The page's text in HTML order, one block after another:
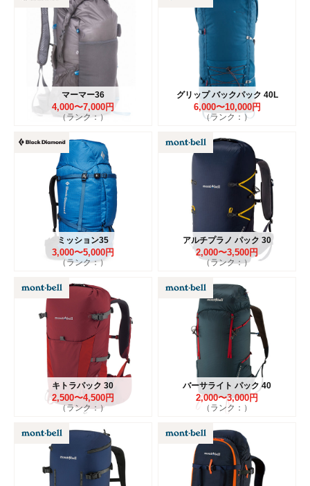
マーマー36
4,000〜7,000円
（ランク：）
グリップ バックパック 40L
6,000〜10,000円
（ランク：）
ミッション35
3,000〜5,000円
（ランク：）
アルチプラノ パック 30
2,000〜3,500円
（ランク：）
キトラパック 30
2,500〜4,500円
（ランク：）
バーサライト パック 40
2,000〜3,000円
（ランク：）